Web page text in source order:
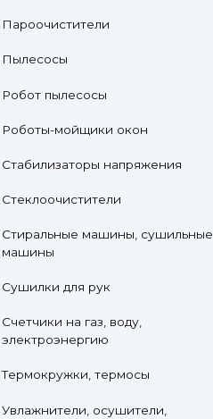
Пароочистители
Пылесосы
Робот пылесосы
Роботы-мойщики окон
Стабилизаторы напряжения
Стеклоочистители
Стиральные машины, сушильные
машины
Сушилки для рук
Счетчики на газ, воду,
электроэнергию
Термокружки, термосы
Увлажнители, осушители,